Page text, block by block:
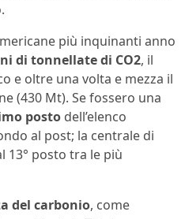
più inquinanti anno
di tonnellate di CO2, il
e oltre una volta e mezza il
(430 Mt). Se fossero una
posto dell’elenco
al post; la centrale di
13° posto tra le più
del carbonio, come